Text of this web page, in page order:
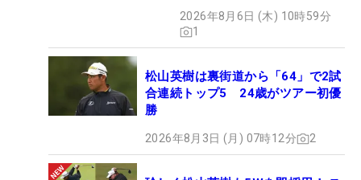
2026年8月6日 (木) 10時59分
1
松山英樹は裏街道から「64」で2試
合連続トップ5 24歳がツアー初優
勝
2026年8月3日 (月) 07時12分 2